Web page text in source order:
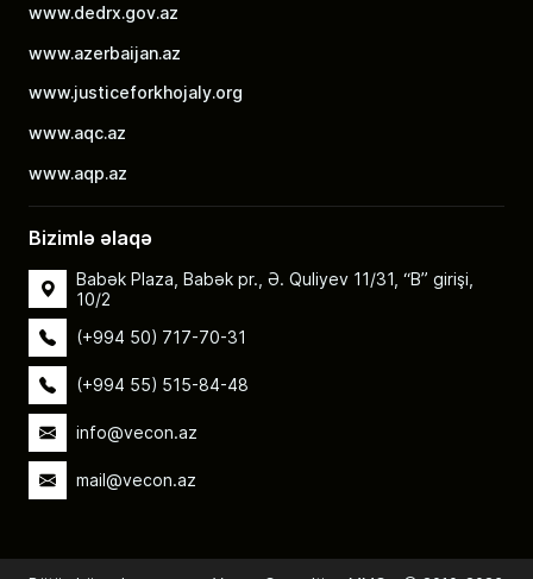
www.dedrx.gov.az
www.azerbaijan.az
www.justiceforkhojaly.org
www.aqc.az
www.aqp.az
Bizimlə əlaqə
Babək Plaza, Babək pr., Ə. Quliyev 11/31, “B” girişi,
10/2
(+994 50) 717-70-31
(+994 55) 515-84-48
info@vecon.az
mail@vecon.az